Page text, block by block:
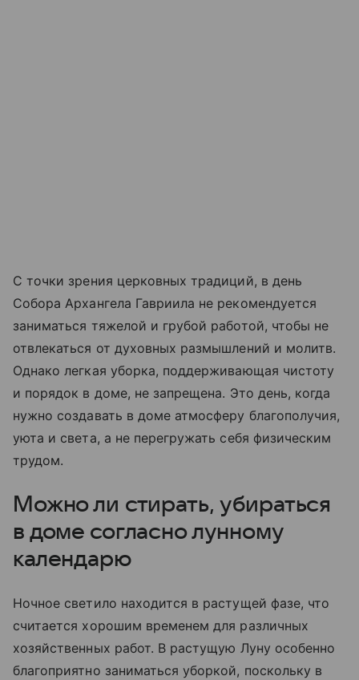
С точки зрения церковных традиций, в день
Собора Архангела Гавриила не рекомендуется
заниматься тяжелой и грубой работой, чтобы не
отвлекаться от духовных размышлений и молитв.
Однако легкая уборка, поддерживающая чистоту
и порядок в доме, не запрещена. Это день, когда
нужно создавать в доме атмосферу благополучия,
уюта и света, а не перегружать себя физическим
трудом.
Можно ли стирать, убираться
в доме согласно лунному
календарю
Ночное светило находится в растущей фазе, что
считается хорошим временем для различных
хозяйственных работ. В растущую Луну особенно
благоприятно заниматься уборкой, поскольку в